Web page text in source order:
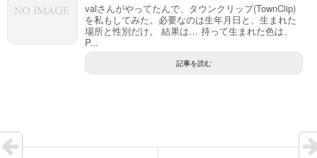
valさんがやってたんで、タウンクリップ(TownClip)
を私もしてみた。必要なのは生年月日と、生まれた
場所と性別だけ。 結果は… 持って生まれた色は、
P...
記事を読む